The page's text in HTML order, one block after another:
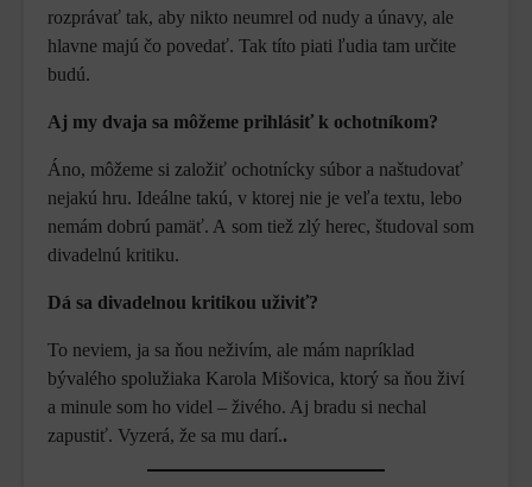
rozprávať tak, aby nikto neumrel od nudy a únavy, ale
hlavne majú čo povedať. Tak títo piati ľudia tam určite
budú.
Aj my dvaja sa môžeme prihlásiť k ochotníkom?
Áno, môžeme si založiť ochotnícky súbor a naštudovať
nejakú hru. Ideálne takú, v ktorej nie je veľa textu, lebo
nemám dobrú pamäť. A som tiež zlý herec, študoval som
divadelnú kritiku.
Dá sa divadelnou kritikou uživiť?
To neviem, ja sa ňou neživím, ale mám napríklad
bývalého spolužiaka Karola Mišovica, ktorý sa ňou živí
a minule som ho videl – živého. Aj bradu si nechal
zapustiť. Vyzerá, že sa mu darí..